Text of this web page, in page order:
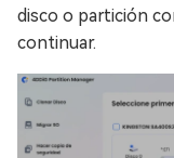
disco o partición
continuar.